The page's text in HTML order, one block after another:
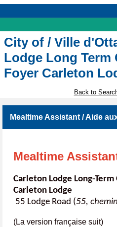
City of / Ville
Lodge Long Term
Foyer Carleton
Back to
Mealtime Assistant / Aide
Mealtime
Carleton Lodge Long-
Carleton Lodge
55 Lodge Road (55,
(La version française suit)